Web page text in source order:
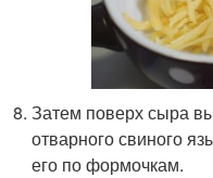
Затем поверх сыра
отварного свиного
его по формочкам.